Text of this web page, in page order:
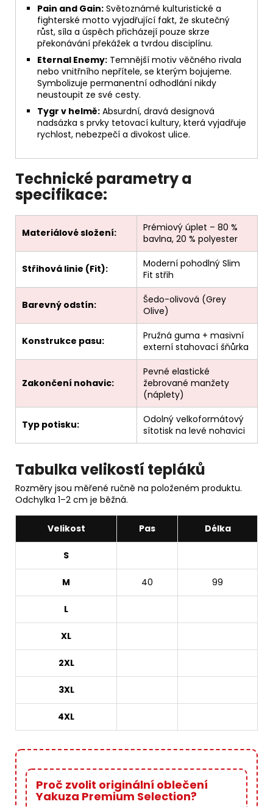
Pain and Gain: Světoznámé kulturistické a
fighterské motto vyjadřující fakt, že skutečný
růst, síla a úspěch přicházejí pouze skrze
překonávání překážek a tvrdou disciplínu.
Eternal Enemy: Temnější motiv věčného rivala
nebo vnitřního nepřítele, se kterým bojujeme.
Symbolizuje permanentní odhodlání nikdy
neustoupit ze své cesty.
Tygr v helmě: Absurdní, dravá designová
nadsázka s prvky tetovací kultury, která vyjadřuje
rychlost, nebezpečí a divokost ulice.
Technické parametry a
specifikace:
Materiálové složení:
Prémiový úplet – 80 %
bavlna, 20 % polyester
Střihová linie (Fit):
Moderní pohodlný Slim
Fit střih
Barevný odstín:
Šedo-olivová (Grey
Olive)
Konstrukce pasu:
Pružná guma + masivní
externí stahovací šňůrka
Zakončení nohavic:
Pevné elastické
žebrované manžety
(náplety)
Typ potisku:
Odolný velkoformátový
sítotisk na levé nohavici
Tabulka velikostí tepláků
Rozměry jsou měřené ručně na položeném produktu.
Odchylka 1–2 cm je běžná.
Velikost Pas Délka
S
M 40 99
L
XL
2XL
3XL
4XL
Proč zvolit originální oblečení
Yakuza Premium Selection?